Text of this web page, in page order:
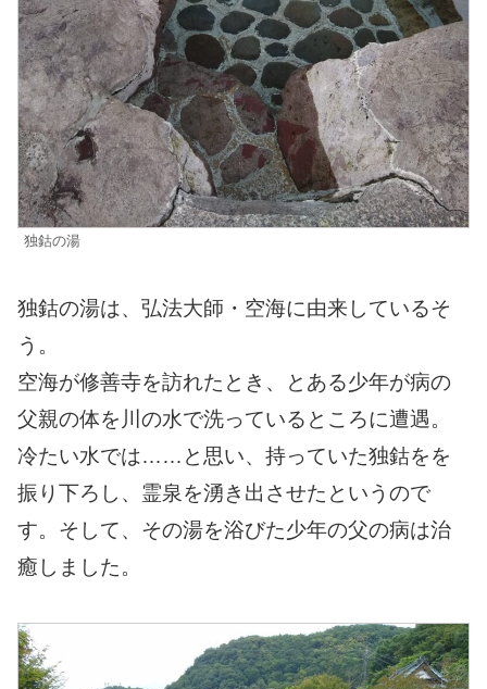
独鈷の湯
独鈷の湯は、弘法大師・空海に由来しているそ
う。
空海が修善寺を訪れたとき、とある少年が病の
父親の体を川の水で洗っているところに遭遇。
冷たい水では……と思い、持っていた独鈷をを
振り下ろし、霊泉を湧き出させたというので
す。そして、その湯を浴びた少年の父の病は治
癒しました。